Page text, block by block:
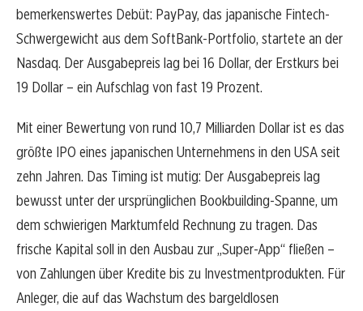
bemerkenswertes Debüt: PayPay, das japanische Fintech-
Schwergewicht aus dem SoftBank-Portfolio, startete an der
Nasdaq. Der Ausgabepreis lag bei 16 Dollar, der Erstkurs bei
19 Dollar – ein Aufschlag von fast 19 Prozent.
Mit einer Bewertung von rund 10,7 Milliarden Dollar ist es das
größte IPO eines japanischen Unternehmens in den USA seit
zehn Jahren. Das Timing ist mutig: Der Ausgabepreis lag
bewusst unter der ursprünglichen Bookbuilding-Spanne, um
dem schwierigen Marktumfeld Rechnung zu tragen. Das
frische Kapital soll in den Ausbau zur „Super-App“ fließen –
von Zahlungen über Kredite bis zu Investmentprodukten. Für
Anleger, die auf das Wachstum des bargeldlosen